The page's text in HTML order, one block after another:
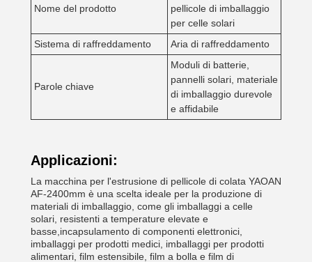
Nome del prodotto
pellicole di imballaggio
per celle solari
Sistema di raffreddamento
Aria di raffreddamento
Parole chiave
Moduli di batterie,
pannelli solari, materiale
di imballaggio durevole
e affidabile
Applicazioni:
La macchina per l'estrusione di pellicole di colata YAOAN
AF-2400mm è una scelta ideale per la produzione di
materiali di imballaggio, come gli imballaggi a celle
solari, resistenti a temperature elevate e
basse,incapsulamento di componenti elettronici,
imballaggi per prodotti medici, imballaggi per prodotti
alimentari, film estensibile, film a bolla e film di